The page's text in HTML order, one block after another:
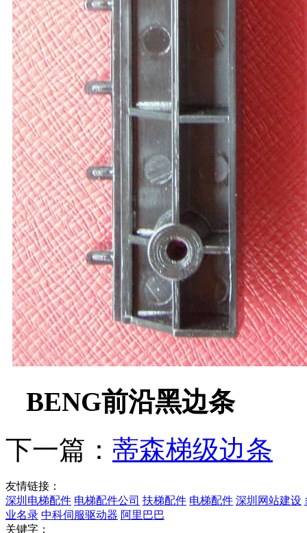
BENG前沿黑边条
下一篇： 蒂森梯级边条
友情链接：
深圳电梯配件 电梯配件公司 扶梯配件 电梯配件 深圳网站建设
业名录 中科伺服驱动器 阿里巴巴
关键字：